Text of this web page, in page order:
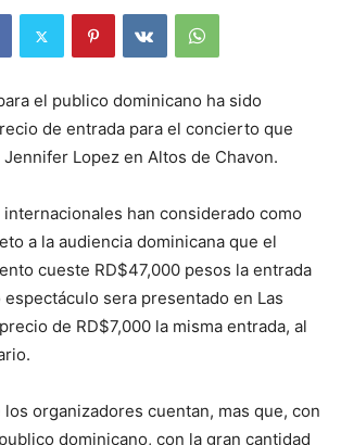
el publico dominicano ha sido
de entrada para el concierto que
Lopez en Altos de Chavon.
han considerado como
a la audiencia dominicana que el
cueste RD$47,000 pesos la entrada
sera presentado en Las
de RD$7,000 la misma entrada, al
organizadores cuentan, mas que, con
dominicano, con la gran cantidad